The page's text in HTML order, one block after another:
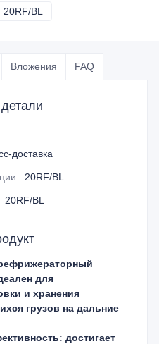
20RF/BL
Вложения FAQ
доставка
: 20RF/BL
20RF/BL
для
и хранения
грузов на дальние
достигает